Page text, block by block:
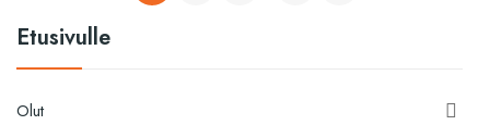
Etusivulle
Olut 